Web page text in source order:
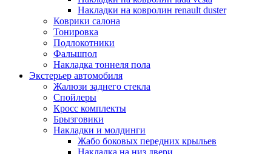
Накладки на ковролин renault duster
Коврики салона
Тонировка
Подлокотники
Фальшпол
Накладка тоннеля пола
Экстерьер автомобиля
Жалюзи заднего стекла
Спойлеры
Кросс комплекты
Брызговики
Накладки и молдинги
Жабо боковых передних крыльев
Накладка на низ двери